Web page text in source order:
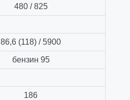
480 / 825
86,6 (118) / 5900
бензин 95
186